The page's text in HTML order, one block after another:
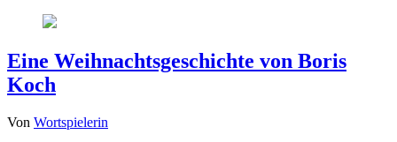
Eine Weihnachtsgeschichte von Boris
Koch
Von Wortspielerin